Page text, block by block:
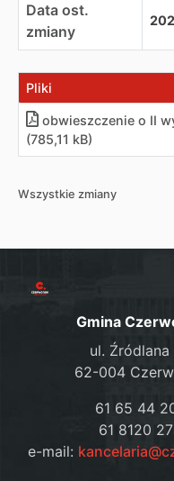
Data ost.
zmiany
Pliki
obwieszczenie o II
(785,11 kB)
Wszystkie zmiany
Gmina
ul. Źródlana
62-004
61 65 44
61 8120
e-mail: